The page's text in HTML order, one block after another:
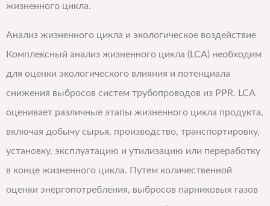
жизненного цикла.
Анализ жизненного цикла и экологическое воздействие
Комплексный анализ жизненного цикла (LCA) необходим
для оценки экологического влияния и потенциала
снижения выбросов систем трубопроводов из PPR. LCA
оценивает различные этапы жизненного цикла продукта,
включая добычу сырья, производство, транспортировку,
установку, эксплуатацию и утилизацию или переработку
в конце жизненного цикла. Путем количественной
оценки энергопотребления, выбросов парниковых газов